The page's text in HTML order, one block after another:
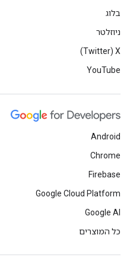
בלוג
ניוזלטר
X‏ (Twitter)
YouTube
Android
Chrome
Firebase
Google Cloud Platform
Google AI
כל המוצרים